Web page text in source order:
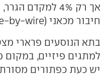
אך רק 4%
חיבור מכאני (brake-by-wire).
בתא הנוסעים פרארי
למתגים פיזיים, במקום
יש כעת כפתורים